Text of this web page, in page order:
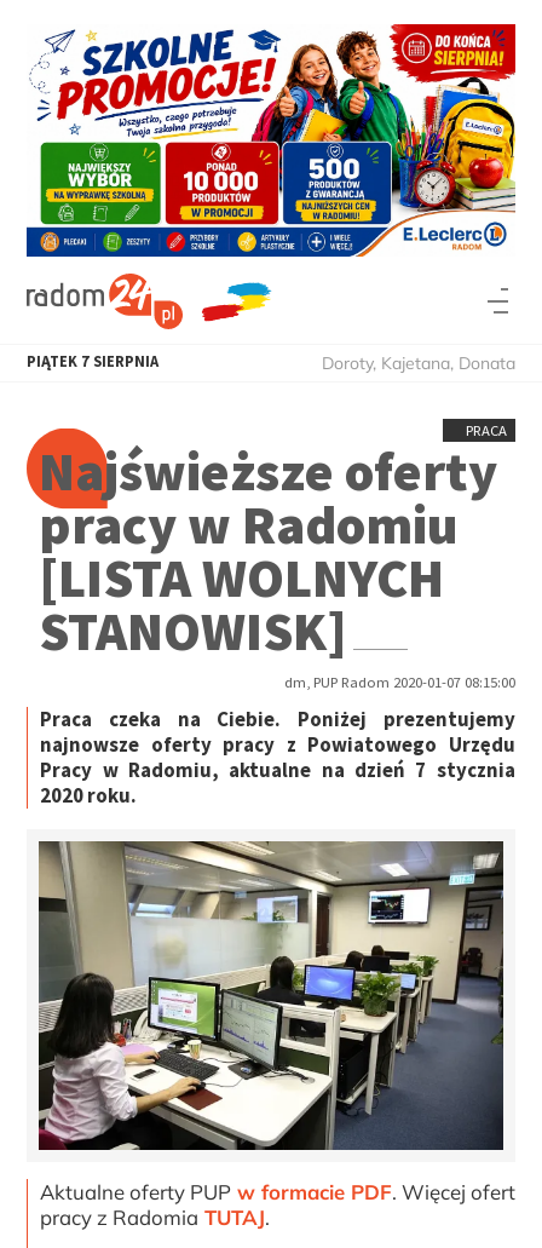
PIĄTEK 7 SIERPNIA Doroty, Kajetana, Donata
PRACA
Najświeższe oferty
pracy w Radomiu
[LISTA WOLNYCH
STANOWISK]
dm, PUP Radom 2020-01-07 08:15:00
Praca czeka na Ciebie. Poniżej prezentujemy
najnowsze oferty pracy z Powiatowego Urzędu
Pracy w Radomiu, aktualne na dzień 7 stycznia
2020 roku.
Aktualne oferty PUP w formacie PDF. Więcej ofert
pracy z Radomia TUTAJ.